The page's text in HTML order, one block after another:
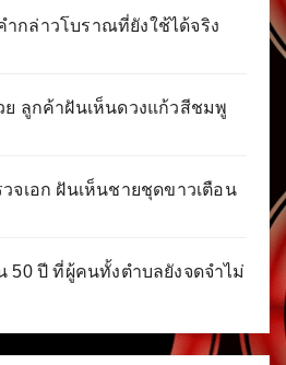
กล่าวโบราณที่ยังใช้ได้จริง
ย ลูกค้าฝันเห็นดวงแก้วสีชมพู
วจเอก ฝันเห็นชายชุดขาวเตือน
50 ปี ที่ผู้คนทั้งตำบลยังจดจำไม่